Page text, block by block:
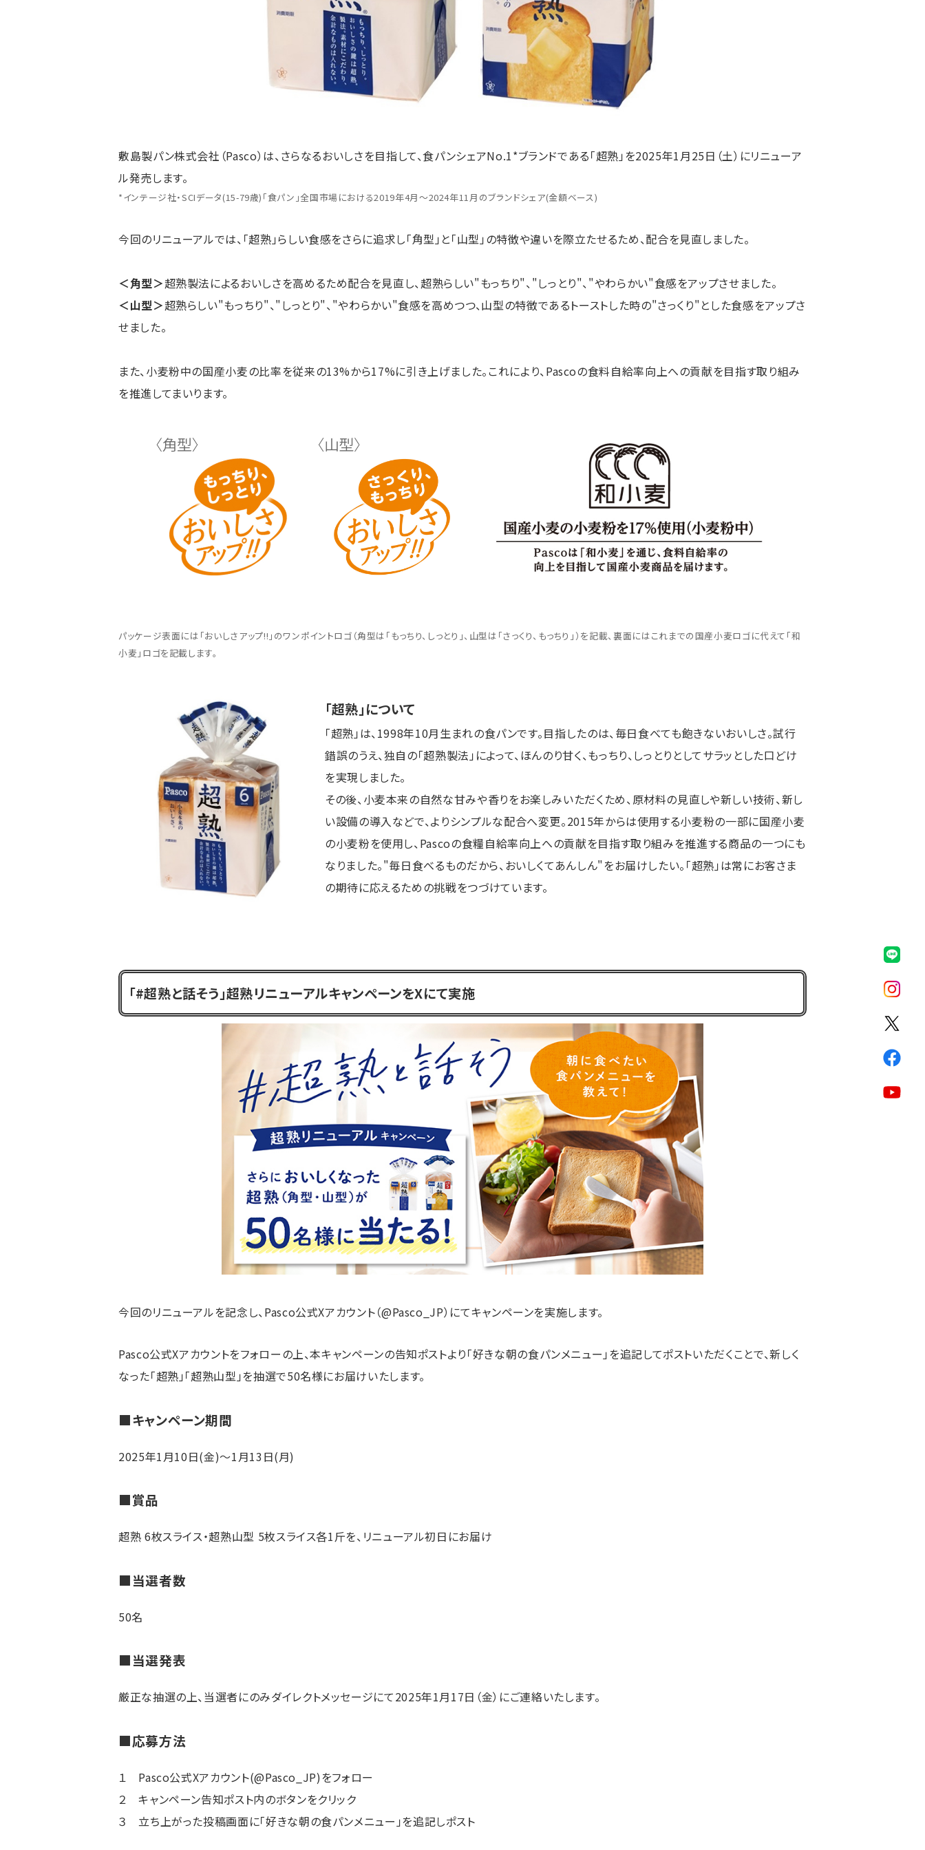
敷島製パン株式会社（Pasco）は、さらなるおいしさを目指して、食パンシェアNo.1*ブランドである「超熟」を2025年1月25日（土）にリニューア
ル発売します。
*インテージ社・SCIデータ(15-79歳)「食パン」全国市場における2019年4月～2024年11月のブランドシェア(金額ベース)
今回のリニューアルでは、「超熟」らしい食感をさらに追求し「角型」と「山型」の特徴や違いを際立たせるため、配合を見直しました。
＜角型＞超熟製法によるおいしさを高めるため配合を見直し、超熟らしい"もっちり"、"しっとり"、"やわらかい"食感をアップさせました。
＜山型＞超熟らしい"もっちり"、"しっとり"、"やわらかい"食感を高めつつ、山型の特徴であるトーストした時の"さっくり"とした食感をアップさ
せました。
また、小麦粉中の国産小麦の比率を従来の13%から17%に引き上げました。これにより、Pascoの食料自給率向上への貢献を目指す取り組み
を推進してまいります。
パッケージ表面には「おいしさアップ!!」のワンポイントロゴ（角型は「もっちり、しっとり」、山型は「さっくり、もっちり」）を記載、裏面にはこれまでの国産小麦ロゴに代えて「和
小麦」ロゴを記載します。
「超熟」について
「超熟」は、1998年10月生まれの食パンです。目指したのは、毎日食べても飽きないおいしさ。試行
錯誤のうえ、独自の「超熟製法」によって、ほんのり甘く、もっちり、しっとりとしてサラッとした口どけ
を実現しました。
その後、小麦本来の自然な甘みや香りをお楽しみいただくため、原材料の見直しや新しい技術、新し
い設備の導入などで、よりシンプルな配合へ変更。2015年からは使用する小麦粉の一部に国産小麦
の小麦粉を使用し、Pascoの食糧自給率向上への貢献を目指す取り組みを推進する商品の一つにも
なりました。"毎日食べるものだから、おいしくてあんしん"をお届けしたい。「超熟」は常にお客さま
の期待に応えるための挑戦をつづけています。
「#超熟と話そう」超熟リニューアルキャンペーンをXにて実施
今回のリニューアルを記念し、Pasco公式Xアカウント（@Pasco_JP）にてキャンペーンを実施します。
Pasco公式Xアカウントをフォローの上、本キャンペーンの告知ポストより「好きな朝の食パンメニュー」を追記してポストいただくことで、新しく
なった「超熟」「超熟山型」を抽選で50名様にお届けいたします。
■キャンペーン期間
2025年1月10日(金)～1月13日(月)
■賞品
超熟 6枚スライス・超熟山型 5枚スライス各1斤を、リニューアル初日にお届け
■当選者数
50名
■当選発表
厳正な抽選の上、当選者にのみダイレクトメッセージにて2025年1月17日（金）にご連絡いたします。
■応募方法
１ Pasco公式Xアカウント(@Pasco_JP)をフォロー
２ キャンペーン告知ポスト内のボタンをクリック
３ 立ち上がった投稿画面に「好きな朝の食パンメニュー」を追記しポスト